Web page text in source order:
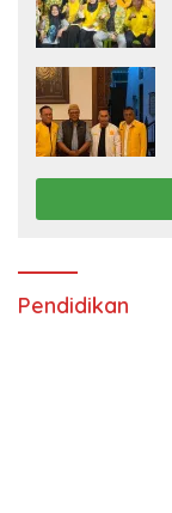
Pendidikan